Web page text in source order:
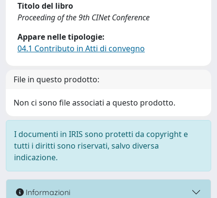
Titolo del libro
Proceeding of the 9th CINet Conference
Appare nelle tipologie:
04.1 Contributo in Atti di convegno
File in questo prodotto:
Non ci sono file associati a questo prodotto.
I documenti in IRIS sono protetti da copyright e
tutti i diritti sono riservati, salvo diversa
indicazione.
Informazioni